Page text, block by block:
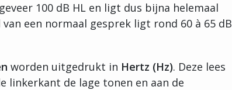
100 dB HL en ligt dus bijna helemaal
een normaal gesprek ligt rond 60 à 65 dB
worden uitgedrukt in Hertz (Hz). Deze lees
linkerkant de lage tonen en aan de